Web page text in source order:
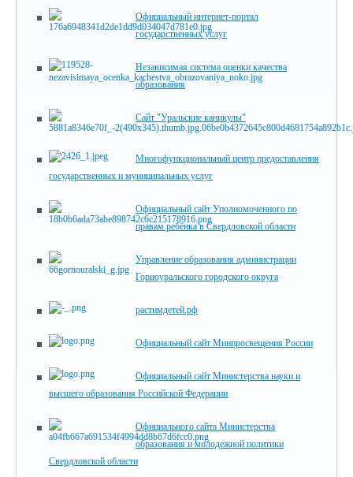
Официальный интернет-портал
государственных услуг
Независимая система оценки качества
образования
Сайт "Уральские каникулы"
Многофункциональный центр предоставления
государственных и муниципальных услуг
Официальный сайт Уполномоченного по
правам ребёнка в Свердловской области
Управление образования администрации
Горноуральского городского округа
растимдетей.рф
Официальный сайт Минпросвещения России
Официальный сайт Министерства науки и
высшего образования Российской Федерации
Официального сайта Министерства
образования и молодежной политики
Свердловской области